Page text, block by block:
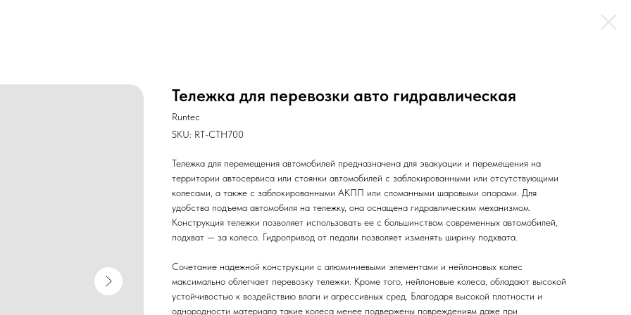
Тележка для перевозки авто гидравлическая
Runtec
SKU: RT-CTH700
Тележка для перемещения автомобилей предназначена для эвакуации и перемещения на
территории автосервиса или стоянки автомобилей с заблокированными или отсутствующими
колесами, а также с заблокированными АКПП или сломанными шаровыми опорами. Для
удобства подъема автомобиля на тележку, она оснащена гидравлическим механизмом.
Конструкция тележки позволяет использовать ее с большинством современных автомобилей,
подхват — за колесо. Гидропривод от педали позволяет изменять ширину подхвата.
Сочетание надежной конструкции с алюминиевыми элементами и нейлоновых колес
максимально облегчает перевозку тележки. Кроме того, нейлоновые колеса, обладают высокой
устойчивостью к воздействию влаги и агрессивных сред. Благодаря высокой плотности и
однородности материала такие колеса менее подвержены повреждениям даже при